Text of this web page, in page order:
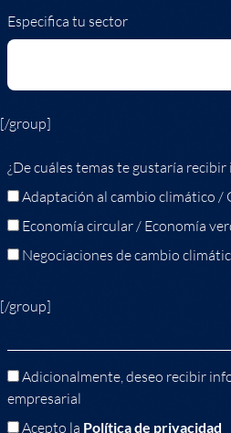
Especifica tu sector
[/group]
¿De cuáles temas te gustaría
Adaptación al cambio climático /
Economía circular / Economía
Negociaciones de cambio
[/group]
Adicionalmente, deseo recibir
empresarial
Acepto la Política de privacidad